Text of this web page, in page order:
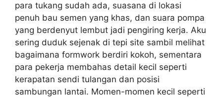
para tukang sudah ada, suasana di lokasi
penuh bau semen yang khas, dan suara pompa
yang berdenyut lembut jadi pengiring kerja. Aku
sering duduk sejenak di tepi site sambil melihat
bagaimana formwork berdiri kokoh, sementara
para pekerja membahas detail kecil seperti
kerapatan sendi tulangan dan posisi
sambungan lantai. Momen-momen kecil seperti